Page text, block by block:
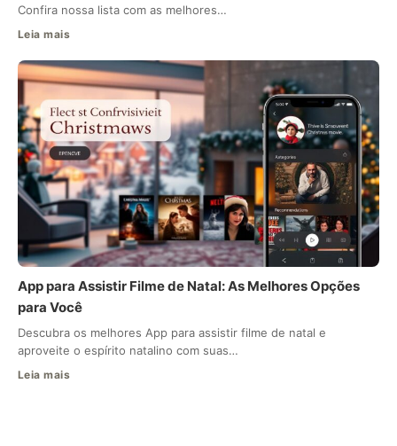
Confira nossa lista com as melhores…
Leia mais
App para Assistir Filme de Natal: As Melhores Opções
para Você
Descubra os melhores App para assistir filme de natal e
aproveite o espírito natalino com suas…
Leia mais